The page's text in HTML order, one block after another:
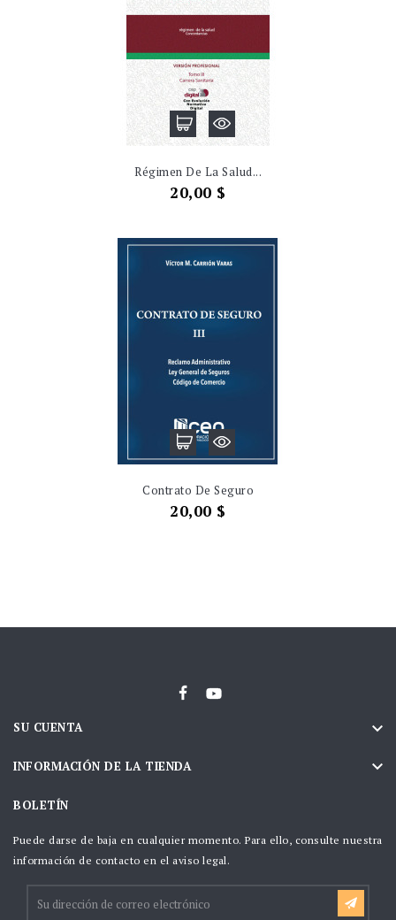
Régimen De La Salud...
Precio
20,00 $
Contrato De Seguro
Precio
20,00 $
SU CUENTA 
INFORMACIÓN DE LA TIENDA 
BOLETÍN
Puede darse de baja en cualquier momento. Para ello, consulte nuestra
información de contacto en el aviso legal.